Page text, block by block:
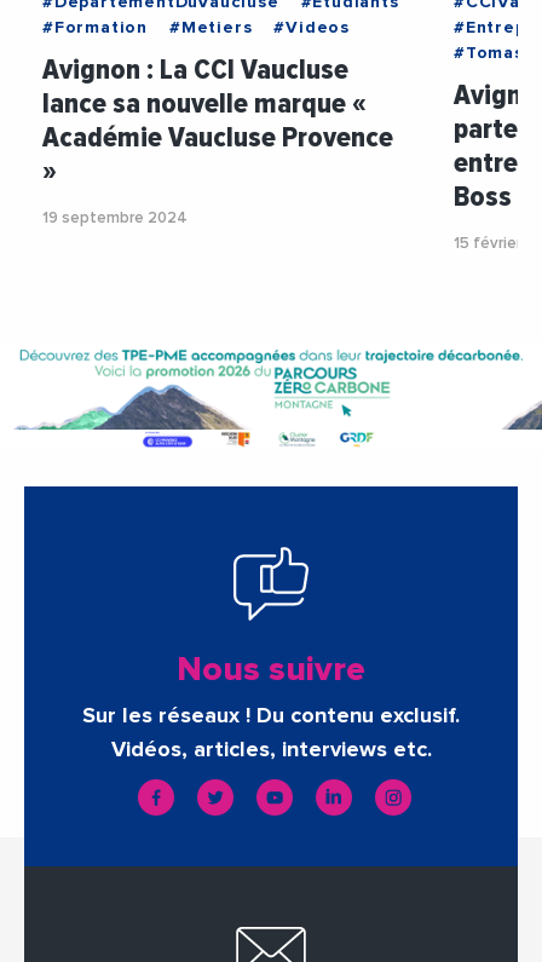
#Formation
#Metiers #Videos
Avignon : La CCI Vaucluse
lance sa nouvelle marque «
Académie Vaucluse Provence
»
19 septembre 2024
Boss
15 février
Nous suivre
Sur les réseaux ! Du contenu exclusif.
Vidéos, articles, interviews etc.